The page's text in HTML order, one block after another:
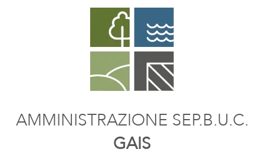
AMMINISTRAZIONE SEP.B.U.C.
GAIS